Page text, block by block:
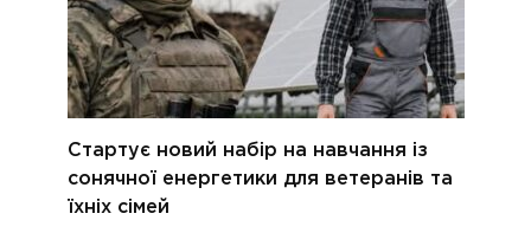
Стартує новий набір на навчання із
сонячної енергетики для ветеранів та
їхніх сімей